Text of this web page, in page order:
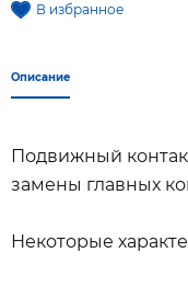
В избранное
Описание
Подвижный
замены главных
Некоторые